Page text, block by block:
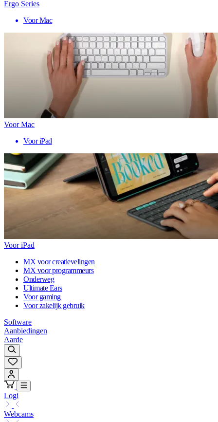
Ergo Series
Voor Mac
Voor Mac
Voor iPad
Voor iPad
MX voor creatievelingen
MX voor programmeurs
Onderweg
Ultimate Ears
Voor gaming
Voor zakelijk gebruik
Software
Aanbiedingen
Aarde
Logi
Webcams